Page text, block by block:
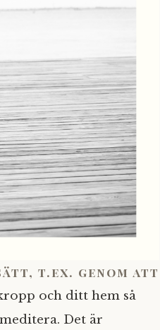
t.ex. genom att
och ditt hem så
Det är